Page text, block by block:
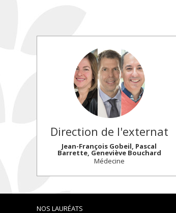
Direction de l'externat
Jean-François Gobeil, Pascal
Barrette, Geneviève Bouchard
Médecine
NOS LAURÉATS